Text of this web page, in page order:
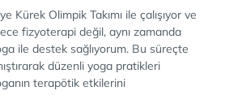
Kürek Olimpik Takımı ile çalışıyor ve
fizyoterapi değil, aynı zamanda
ile destek sağlıyorum. Bu süreçte
düzenli yoga pratikleri
terapötik etkilerini